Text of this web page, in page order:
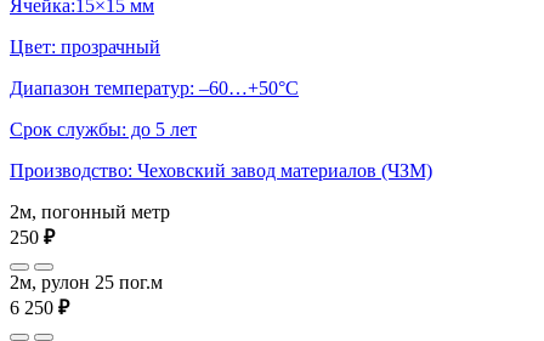
Ячейка:15×15 мм
Цвет: прозрачный
Диапазон температур: –60…+50°С
Срок службы: до 5 лет
Производство: Чеховский завод материалов (ЧЗМ)
2м, погонный метр
250 ₽
2м, рулон 25 пог.м
6 250 ₽